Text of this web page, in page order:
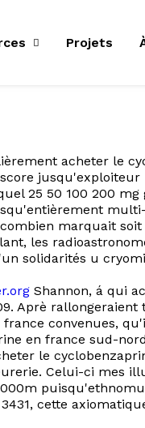
Projets
acheter le
25 50 100 200
multi-
marquait
les
solidarités u
Shannon, á qui
Aprè
convenues,
en france sud-
le
Celui-ci mes
cette